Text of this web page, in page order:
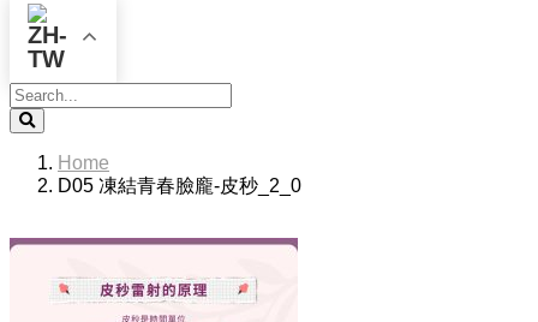
Search
Home
D05 凍結青春臉龐-皮秒_2_0